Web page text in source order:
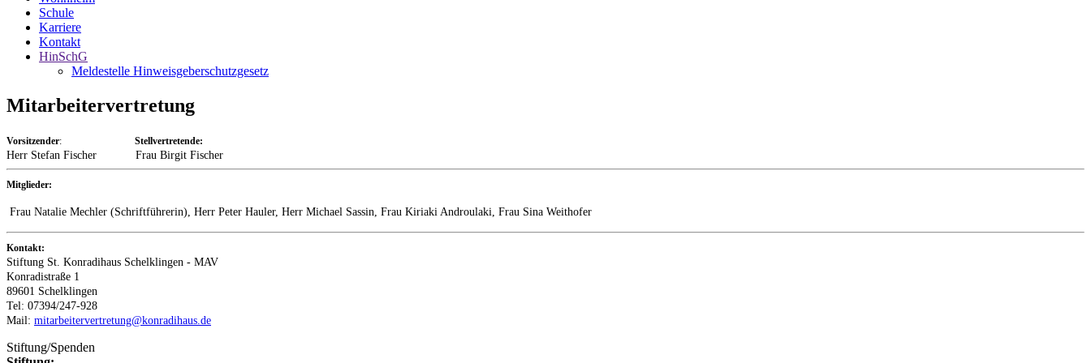
Schule
Karriere
Kontakt
HinSchG
Meldestelle Hinweisgeberschutzgesetz
Mitarbeitervertretung
Vorsitzender: Stellvertretende:
Herr Stefan Fischer Frau Birgit Fischer
Mitglieder:
Frau Natalie Mechler (Schriftführerin), Herr Peter Hauler, Herr Michael Sassin, Frau Kiriaki Androulaki, Frau Sina Weithofer
Kontakt:
Stiftung St. Konradihaus Schelklingen - MAV
Konradistraße 1
89601 Schelklingen
Tel: 07394/247-928
Mail: mitarbeitervertretung@konradihaus.de
Stiftung/Spenden